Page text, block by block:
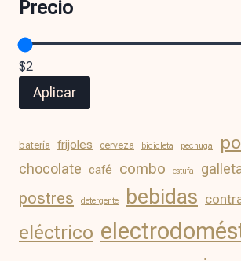
Precio
$2
Aplicar
batería frijoles cerveza bicicleta pechuga
chocolate café combo estufa
postres detergente bebidas
eléctrico